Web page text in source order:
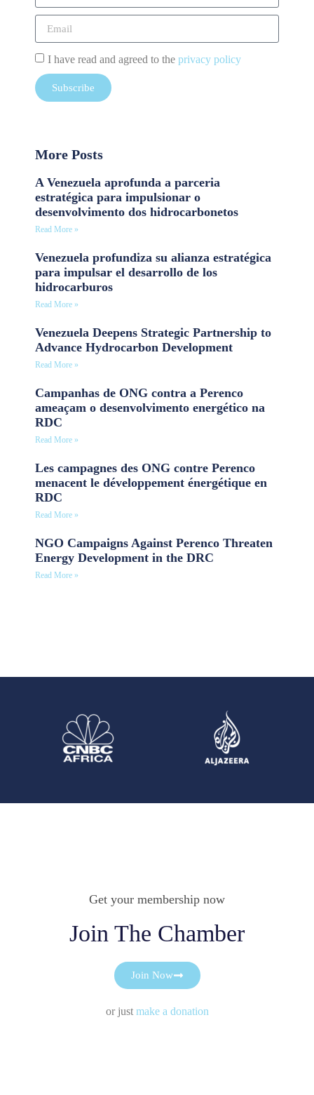
I have read and agreed to the privacy policy
Subscribe
More Posts
A Venezuela aprofunda a parceria
estratégica para impulsionar o
desenvolvimento dos hidrocarbonetos
Read More »
Venezuela profundiza su alianza estratégica
para impulsar el desarrollo de los
hidrocarburos
Read More »
Venezuela Deepens Strategic Partnership to
Advance Hydrocarbon Development
Read More »
Campanhas de ONG contra a Perenco
ameaçam o desenvolvimento energético na
RDC
Read More »
Les campagnes des ONG contre Perenco
menacent le développement énergétique en
RDC
Read More »
NGO Campaigns Against Perenco Threaten
Energy Development in the DRC
Read More »
Get your membership now
Join The Chamber
Join Now
or just make a donation